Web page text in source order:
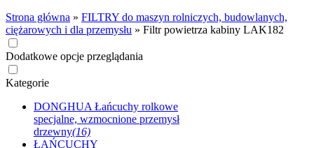
Strona główna » FILTRY do maszyn rolniczych, budowlanych,
ciężarowych i dla przemysłu » Filtr powietrza kabiny LAK182
Dodatkowe opcje przeglądania
Kategorie
DONGHUA Łańcuchy rolkowe
specjalne, wzmocnione przemysł
drzewny(16)
ŁAŃCUCHY